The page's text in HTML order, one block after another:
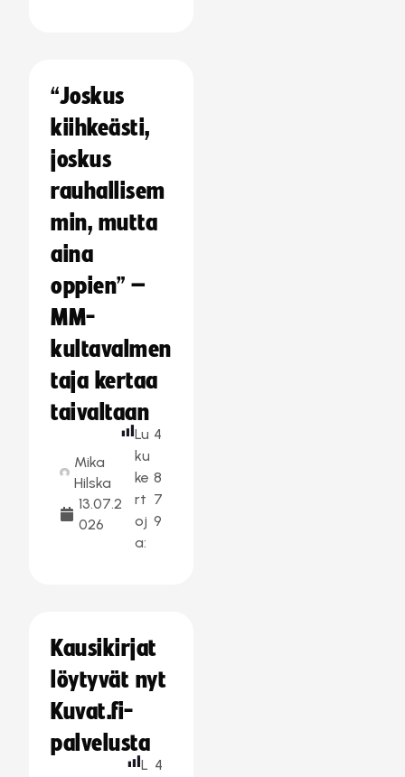
“Joskus
kiihkeästi,
joskus
rauhallisem
min, mutta
aina
oppien” –
MM-
kultavalmen
taja kertaa
taivaltaan
Mika
Hilska
13.07.2
026
Lu
ku
ke
rt
oj
a:
4
8
7
9
Kausikirjat
löytyvät nyt
Kuvat.fi-
palvelusta
L 4